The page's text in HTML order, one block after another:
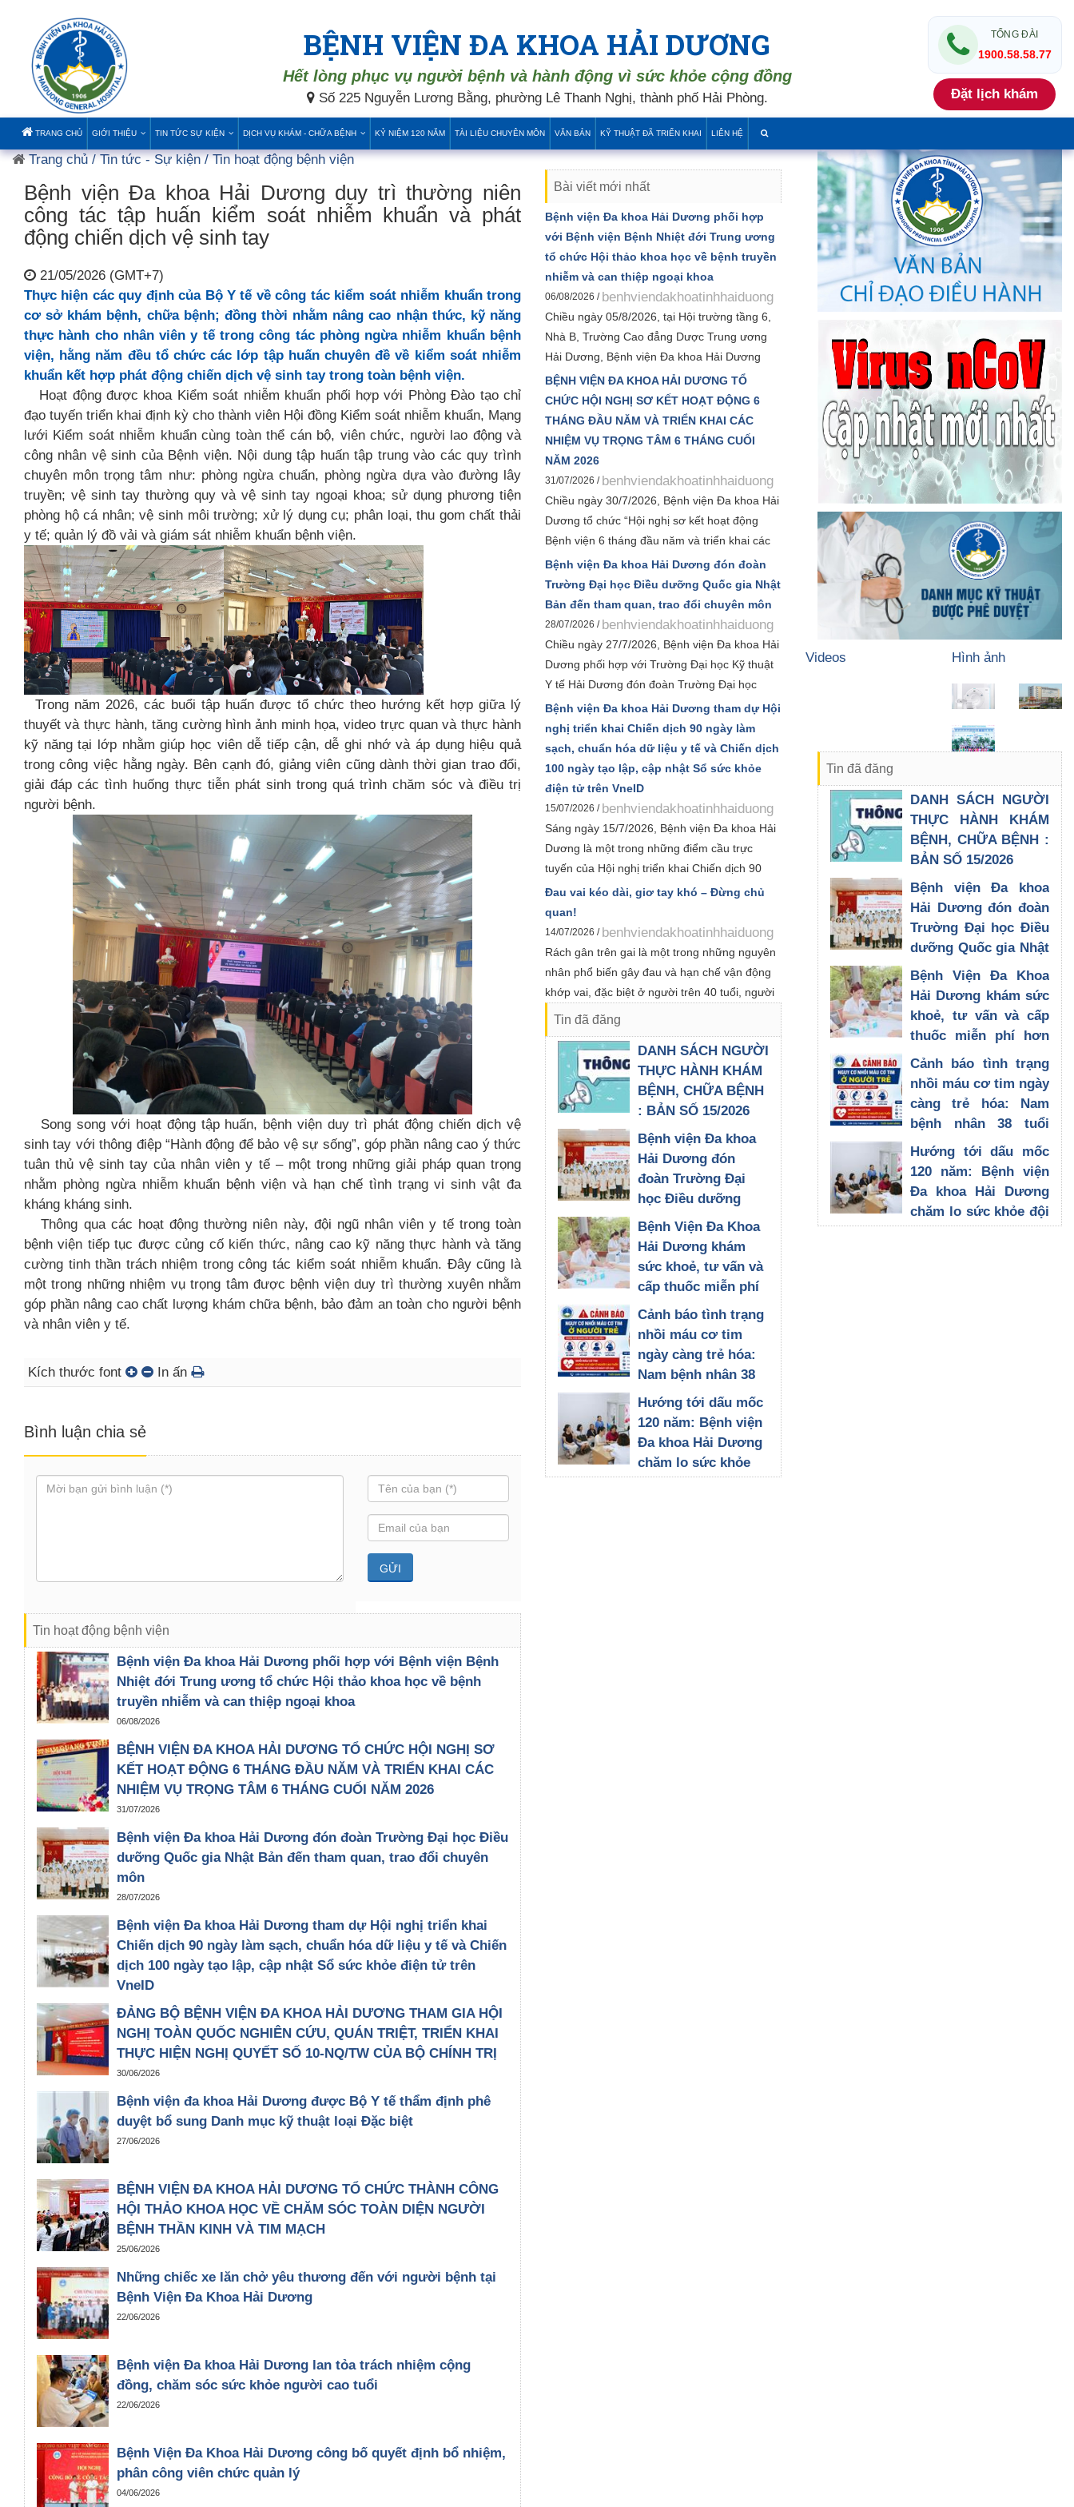
BỆNH VIỆN ĐA KHOA HẢI DƯƠNG
Hết lòng phục vụ người bệnh và hành động vì sức khỏe cộng đồng
Số 225 Nguyễn Lương Bằng, phường Lê Thanh Nghị, thành phố Hải Phòng.
TỔNG ĐÀI
1900.58.58.77
Đặt lịch khám
TRANG CHỦ GIỚI THIỆU TIN TỨC SỰ KIỆN DỊCH VỤ KHÁM - CHỮA BỆNH KỶ NIỆM 120 NĂM TÀI LIỆU CHUYÊN MÔN VĂN BẢN KỸ THUẬT ĐÃ TRIỂN KHAI LIÊN HỆ
Trang chủ/ Tin tức - Sự kiện / Tin hoạt động bệnh viện
Bệnh viện Đa khoa Hải Dương duy trì thường niên
công tác tập huấn kiểm soát nhiễm khuẩn và phát
động chiến dịch vệ sinh tay
21/05/2026 (GMT+7)
Thực hiện các quy định của Bộ Y tế về công tác kiểm soát nhiễm khuẩn trong
cơ sở khám bệnh, chữa bệnh; đồng thời nhằm nâng cao nhận thức, kỹ năng
thực hành cho nhân viên y tế trong công tác phòng ngừa nhiễm khuẩn bệnh
viện, hằng năm đều tổ chức các lớp tập huấn chuyên đề về kiểm soát nhiễm
khuẩn kết hợp phát động chiến dịch vệ sinh tay trong toàn bệnh viện.
Hoạt động được khoa Kiểm soát nhiễm khuẩn phối hợp với Phòng Đào tạo chỉ
đạo tuyến triển khai định kỳ cho thành viên Hội đồng Kiểm soát nhiễm khuẩn, Mạng
lưới Kiểm soát nhiễm khuẩn cùng toàn thể cán bộ, viên chức, người lao động và
công nhân vệ sinh của Bệnh viện. Nội dung tập huấn tập trung vào các quy trình
chuyên môn trọng tâm như: phòng ngừa chuẩn, phòng ngừa dựa vào đường lây
truyền; vệ sinh tay thường quy và vệ sinh tay ngoại khoa; sử dụng phương tiện
phòng hộ cá nhân; vệ sinh môi trường; xử lý dụng cụ; phân loại, thu gom chất thải
y tế; quản lý đồ vải và giám sát nhiễm khuẩn bệnh viện.
Trong năm 2026, các buổi tập huấn được tổ chức theo hướng kết hợp giữa lý
thuyết và thực hành, tăng cường hình ảnh minh họa, video trực quan và thực hành
kỹ năng tại lớp nhằm giúp học viên dễ tiếp cận, dễ ghi nhớ và áp dụng hiệu quả
trong công việc hằng ngày. Bên cạnh đó, giảng viên cũng dành thời gian trao đổi,
giải đáp các tình huống thực tiễn phát sinh trong quá trình chăm sóc và điều trị
người bệnh.
Song song với hoạt động tập huấn, bệnh viện duy trì phát động chiến dịch vệ
sinh tay với thông điệp “Hành động để bảo vệ sự sống”, góp phần nâng cao ý thức
tuân thủ vệ sinh tay của nhân viên y tế – một trong những giải pháp quan trọng
nhằm phòng ngừa nhiễm khuẩn bệnh viện và hạn chế tình trạng vi sinh vật đa
kháng kháng sinh.
Thông qua các hoạt động thường niên này, đội ngũ nhân viên y tế trong toàn
bệnh viện tiếp tục được củng cố kiến thức, nâng cao kỹ năng thực hành và tăng
cường tinh thần trách nhiệm trong công tác kiểm soát nhiễm khuẩn. Đây cũng là
một trong những nhiệm vụ trọng tâm được bệnh viện duy trì thường xuyên nhằm
góp phần nâng cao chất lượng khám chữa bệnh, bảo đảm an toàn cho người bệnh
và nhân viên y tế.
Kích thước font In ấn
Bình luận chia sẻ
Tin hoạt động bệnh viện
Bệnh viện Đa khoa Hải Dương phối hợp với Bệnh viện Bệnh
Nhiệt đới Trung ương tổ chức Hội thảo khoa học về bệnh
truyền nhiễm và can thiệp ngoại khoa
06/08/2026
BỆNH VIỆN ĐA KHOA HẢI DƯƠNG TỔ CHỨC HỘI NGHỊ SƠ
KẾT HOẠT ĐỘNG 6 THÁNG ĐẦU NĂM VÀ TRIỂN KHAI CÁC
NHIỆM VỤ TRỌNG TÂM 6 THÁNG CUỐI NĂM 2026
31/07/2026
Bệnh viện Đa khoa Hải Dương đón đoàn Trường Đại học Điều
dưỡng Quốc gia Nhật Bản đến tham quan, trao đổi chuyên
môn
28/07/2026
Bệnh viện Đa khoa Hải Dương tham dự Hội nghị triển khai
Chiến dịch 90 ngày làm sạch, chuẩn hóa dữ liệu y tế và Chiến
dịch 100 ngày tạo lập, cập nhật Sổ sức khỏe điện tử trên
VneID
15/07/2026
ĐẢNG BỘ BỆNH VIỆN ĐA KHOA HẢI DƯƠNG THAM GIA HỘI
NGHỊ TOÀN QUỐC NGHIÊN CỨU, QUÁN TRIỆT, TRIỂN KHAI
THỰC HIỆN NGHỊ QUYẾT SỐ 10-NQ/TW CỦA BỘ CHÍNH TRỊ
30/06/2026
Bệnh viện đa khoa Hải Dương được Bộ Y tế thẩm định phê
duyệt bổ sung Danh mục kỹ thuật loại Đặc biệt
27/06/2026
BỆNH VIỆN ĐA KHOA HẢI DƯƠNG TỔ CHỨC THÀNH CÔNG
HỘI THẢO KHOA HỌC VỀ CHĂM SÓC TOÀN DIỆN NGƯỜI
BỆNH THẦN KINH VÀ TIM MẠCH
25/06/2026
Những chiếc xe lăn chở yêu thương đến với người bệnh tại
Bệnh Viện Đa Khoa Hải Dương
22/06/2026
Bệnh viện Đa khoa Hải Dương lan tỏa trách nhiệm cộng
đồng, chăm sóc sức khỏe người cao tuổi
22/06/2026
Bệnh Viện Đa Khoa Hải Dương công bố quyết định bổ nhiệm,
phân công viên chức quản lý
04/06/2026
Bài viết mới nhất
Bệnh viện Đa khoa Hải Dương phối hợp
với Bệnh viện Bệnh Nhiệt đới Trung ương
tổ chức Hội thảo khoa học về bệnh truyền
nhiễm và can thiệp ngoại khoa
06/08/2026 / benhviendakhoatinhhaiduong
Chiều ngày 05/8/2026, tại Hội trường tầng 6,
Nhà B, Trường Cao đẳng Dược Trung ương
Hải Dương, Bệnh viện Đa khoa Hải Dương
phối hợp với Bệnh viện Bệnh Nhiệt đới Trung
ương tổ chức Hội thảo khoa học chuyên đề
“Bệnh truyền nhiễm và can thiệp ngoại khoa”.
Đây là hoạt động chuyên môn có ý nghĩa thiết
thực, hướng tới kỷ niệm 120 năm thành lập
Bệnh viện Đa khoa Hải Dương và Hội nghị
khoa học toàn quốc về bệnh truyền nhiễm và
can thiệp năm 2026.
BỆNH VIỆN ĐA KHOA HẢI DƯƠNG TỔ
CHỨC HỘI NGHỊ SƠ KẾT HOẠT ĐỘNG 6
THÁNG ĐẦU NĂM VÀ TRIỂN KHAI CÁC
NHIỆM VỤ TRỌNG TÂM 6 THÁNG CUỐI
NĂM 2026
31/07/2026 / benhviendakhoatinhhaiduong
Chiều ngày 30/7/2026, Bệnh viện Đa khoa Hải
Dương tổ chức “Hội nghị sơ kết hoạt động
Bệnh viện 6 tháng đầu năm và triển khai các
nhiệm vụ trọng tâm 6 tháng cuối năm 2026”
nhằm đánh giá toàn diện kết quả thực hiện
nhiệm vụ trong 6 tháng đầu năm, đồng thời
xác định các giải pháp trọng tâm để hoàn
thành và phấn đấu hoàn thành vượt mức các
chỉ tiêu kế hoạch năm 2026.
Bệnh viện Đa khoa Hải Dương đón đoàn
Trường Đại học Điều dưỡng Quốc gia Nhật
Bản đến tham quan, trao đổi chuyên môn
28/07/2026 / benhviendakhoatinhhaiduong
Chiều ngày 27/7/2026, Bệnh viện Đa khoa Hải
Dương phối hợp với Trường Đại học Kỹ thuật
Y tế Hải Dương đón đoàn Trường Đại học
Điều dưỡng Quốc gia Nhật Bản do Giáo sư
Kyoko Sudo làm Trưởng đoàn cùng các giảng
viên, sinh viên đến tham quan, trao đổi chuyên
môn về công tác điều dưỡng và chăm sóc
người bệnh.
Bệnh viện Đa khoa Hải Dương tham dự Hội
nghị triển khai Chiến dịch 90 ngày làm
sạch, chuẩn hóa dữ liệu y tế và Chiến dịch
100 ngày tạo lập, cập nhật Sổ sức khỏe
điện tử trên VneID
15/07/2026 / benhviendakhoatinhhaiduong
Sáng ngày 15/7/2026, Bệnh viện Đa khoa Hải
Dương là một trong những điểm cầu trực
tuyến của Hội nghị triển khai Chiến dịch 90
ngày làm sạch, làm giàu, chuẩn hóa dữ liệu
của 12 cơ sở dữ liệu chuyên ngành y tế và
Chiến dịch 100 ngày tạo lập, cập nhật Sổ sức
khỏe điện tử trên ứng dụng VNeID, do Bộ Y tế
tổ chức và được Sở Y tế Hải Phòng triển khai
đến các đơn vị trong toàn ngành. Hội nghị
phương trên cả nước.
Đau vai kéo dài, giơ tay khó – Đừng chủ
quan!
14/07/2026 / benhviendakhoatinhhaiduong
Rách gân trên gai là một trong những nguyên
nhân phổ biến gây đau và hạn chế vận động
khớp vai, đặc biệt ở người trên 40 tuổi, người
lao động nặng hoặc chơi thể thao.
Tin đã đăng
DANH SÁCH NGƯỜI
THỰC HÀNH KHÁM
BỆNH, CHỮA BỆNH
: BẢN SỐ 15/2026
Bệnh viện Đa khoa
Hải Dương đón
đoàn Trường Đại
học Điều dưỡng
Quốc gia Nhật Bản
đến tham quan, trao
đổi chuyên môn
Bệnh Viện Đa Khoa
Hải Dương khám
sức khoẻ, tư vấn và
cấp thuốc miễn phí
hơn 200 đối tượng
chính sách, người
có công tại Xã Hà
Đông Thành Phố Hải
27/07/2026
Cảnh báo tình trạng
nhồi máu cơ tim
ngày càng trẻ hóa:
Nam bệnh nhân 38
tuổi được can thiệp
kịp thời tại Bệnh
viện Đa khoa Hải
Dương
Hướng tới dấu mốc
120 năm: Bệnh viện
Đa khoa Hải Dương
chăm lo sức khỏe
đội ngũ cán bộ nhân
Videos Hình ảnh
Trang thiết bị
CBCNV
Tin đã đăng
DANH SÁCH NGƯỜI
THỰC HÀNH KHÁM
BỆNH, CHỮA BỆNH :
BẢN SỐ 15/2026
Bệnh viện Đa khoa
Hải Dương đón đoàn
Trường Đại học Điều
dưỡng Quốc gia Nhật
Bản đến tham quan,
trao đổi chuyên môn
Bệnh Viện Đa Khoa
Hải Dương khám sức
khoẻ, tư vấn và cấp
thuốc miễn phí hơn
200 đối tượng chính
sách, người có công
tại Xã Hà Đông Thành
Phố Hải Phòng
Cảnh báo tình trạng
nhồi máu cơ tim ngày
càng trẻ hóa: Nam
bệnh nhân 38 tuổi
được can thiệp kịp
thời tại Bệnh viện Đa
khoa Hải Dương
Hướng tới dấu mốc
120 năm: Bệnh viện
Đa khoa Hải Dương
chăm lo sức khỏe đội
ngũ cán bộ nhân